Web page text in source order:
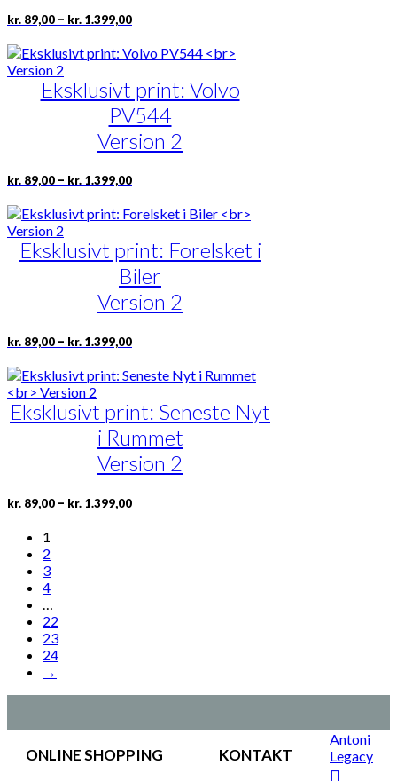
kr. 89,00 – kr. 1.399,00Prisinterval:
til
kr. 1.399,00
Dette
har
varianter.
Mulighederne
kan
vælges
på
Eksklusivt print: Volvo
PV544
Version 2
kr. 89,00 – kr. 1.399,00Prisinterval:
kr. 1.399,00
Dette
har
varianter.
Mulighederne
kan
vælges
på
Eksklusivt print: Forelsket i
Biler
Version 2
kr. 89,00 – kr. 1.399,00Prisinterval:
kr. 1.399,00
Dette
har
varianter.
Mulighederne
kan
vælges
på
Eksklusivt print: Seneste Nyt
i Rummet
Version 2
kr. 89,00 – kr. 1.399,00Prisinterval:
Dette
1
2
3
4
…
22
23
24
→
ONLINE SHOPPING
KONTAKT
Antoni
Legacy